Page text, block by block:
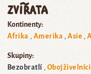
Zvířata
Kontinenty:
Afrika
Amerika Asie
Skupiny:
Bezobratlí
Obojživelníci